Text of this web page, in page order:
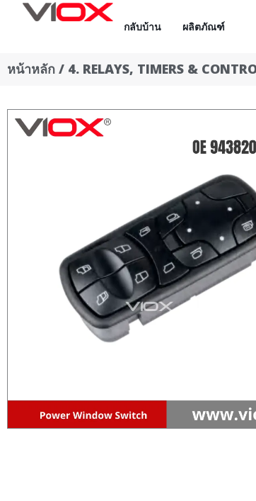
เนื้อหา
กลับบ้าน ผลิตภัณฑ์
หน้าหลัก / 4. RELAYS, TIMERS &